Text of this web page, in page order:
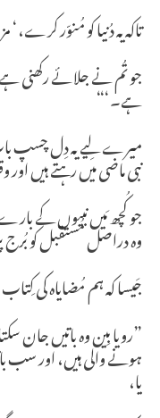
تاکہ یہ دُنیا کو مُنوّر
جو تُم نے جلائے رکھنی
ہے۔‘“
میرے لِیے یہ دِل چسپ
نبی ماضی میں رہتے ہیں
جو کُچھ مَیں نبیوں کے
وہ دراصل مُستقبل کو بُرج
جَیسا کہ ہم مُضایاہ کی
”رویا بِین وہ باتیں جان
ہونے والی ہیں، اور سب
یا،